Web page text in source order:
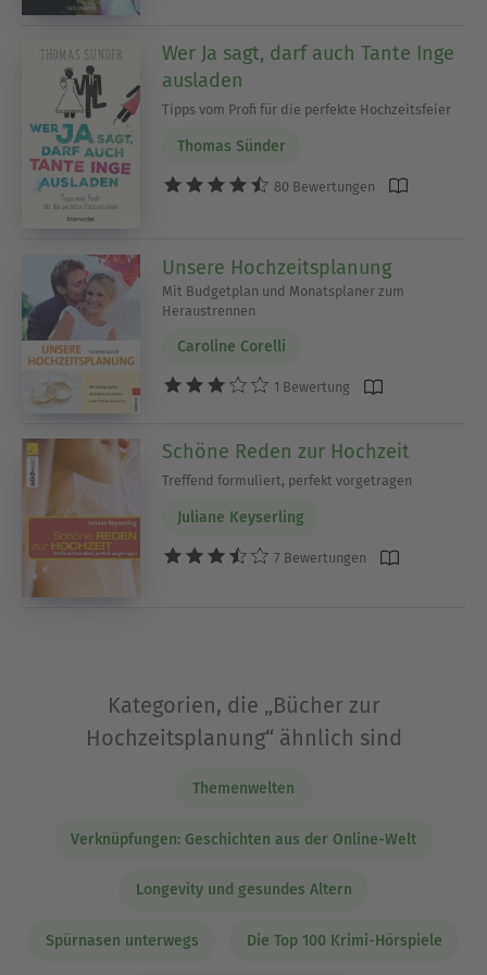
Wer Ja sagt, darf auch Tante Inge
ausladen
Tipps vom Profi für die perfekte Hochzeitsfeier
Thomas Sünder
80 Bewertungen
Unsere Hochzeitsplanung
Mit Budgetplan und Monatsplaner zum
Heraustrennen
Caroline Corelli
1 Bewertung
Schöne Reden zur Hochzeit
Treffend formuliert, perfekt vorgetragen
Juliane Keyserling
7 Bewertungen
Kategorien, die „Bücher zur
Hochzeitsplanung“ ähnlich sind
Themenwelten
Verknüpfungen: Geschichten aus der Online-Welt
Longevity und gesundes Altern
Spürnasen unterwegs Die Top 100 Krimi-Hörspiele